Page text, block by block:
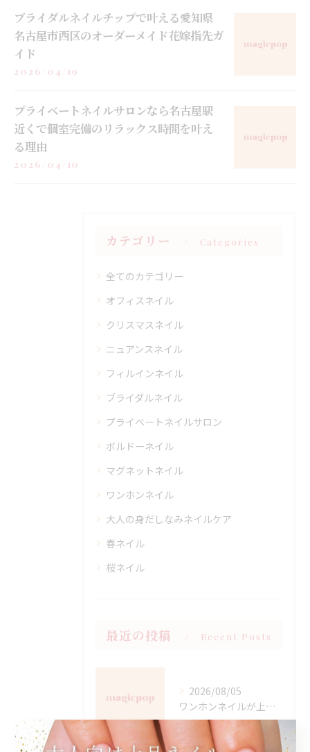
ブライダルネイルチップで叶える愛知県
名古屋市西区のオーダーメイド花嫁指先ガ
イド
2026/04/19
プライベートネイルサロンなら名古屋駅
近くで個室完備のリラックス時間を叶え
る理由
2026/04/10
カテゴリー Categories
全てのカテゴリー
オフィスネイル
クリスマスネイル
ニュアンスネイル
フィルインネイル
ブライダルネイル
プライベートネイルサロン
ボルドーネイル
マグネットネイル
ワンホンネイル
大人の身だしなみネイルケア
春ネイル
桜ネイル
最近の投稿 Recent Posts
2026/08/05
ワンホンネイルが上手な愛知県名古屋市西区名駅の魅力と選び方ガイド